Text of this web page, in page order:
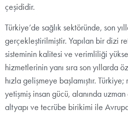
çeşididir.
Türkiye’de sağlık sektöründe, son
gerçekleştirilmiştir. Yapılan bir dizi
sisteminin kalitesi ve verimliliği
hizmetlerinin yanı sıra son yıllarda
hızla gelişmeye başlamıştır.
yetişmiş insan gücü, alanında
altyapı ve tecrübe birikimi ile